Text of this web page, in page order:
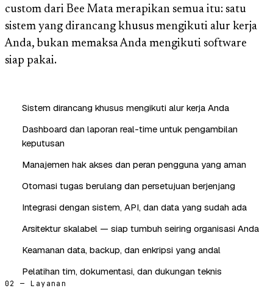
custom dari Bee Mata merapikan semua itu: satu
sistem yang dirancang khusus mengikuti alur kerja
Anda, bukan memaksa Anda mengikuti software
siap pakai.
Sistem dirancang khusus mengikuti alur kerja Anda
Dashboard dan laporan real-time untuk pengambilan
keputusan
Manajemen hak akses dan peran pengguna yang aman
Otomasi tugas berulang dan persetujuan berjenjang
Integrasi dengan sistem, API, dan data yang sudah ada
Arsitektur skalabel — siap tumbuh seiring organisasi Anda
Keamanan data, backup, dan enkripsi yang andal
Pelatihan tim, dokumentasi, dan dukungan teknis
02 — Layanan